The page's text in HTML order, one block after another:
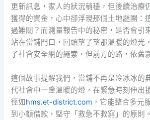
更新訊息，家人的狀況稍穩，但後續治療
獲得的資金，心中卻浮現那個土地謎團：
過難關？而測量報告中的秘密，是否會引
站在當鋪門口，回頭望了望那溫暖的燈光
了社會安全網的繩索，但前方的路，依舊
這個故事提醒我們，當鋪不再是冷冰冰的
代社會中一盞溫暖的燈，在緊急時刻伸出
徑如hms.et-district.com ，它能整合多元
到小額借款，堅守「救急不救窮」的原則